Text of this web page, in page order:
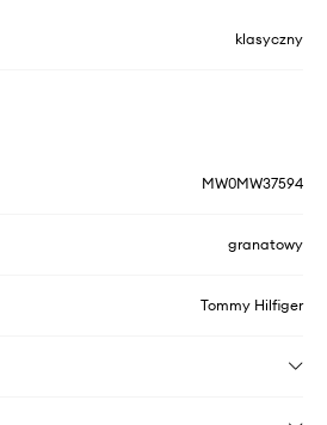
klasyczny
MW0MW37594
granatowy
Tommy Hilfiger